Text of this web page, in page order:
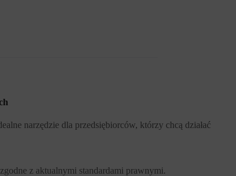
narzędzie dla przedsiębiorców, którzy chcą działać
z aktualnymi standardami prawnymi.